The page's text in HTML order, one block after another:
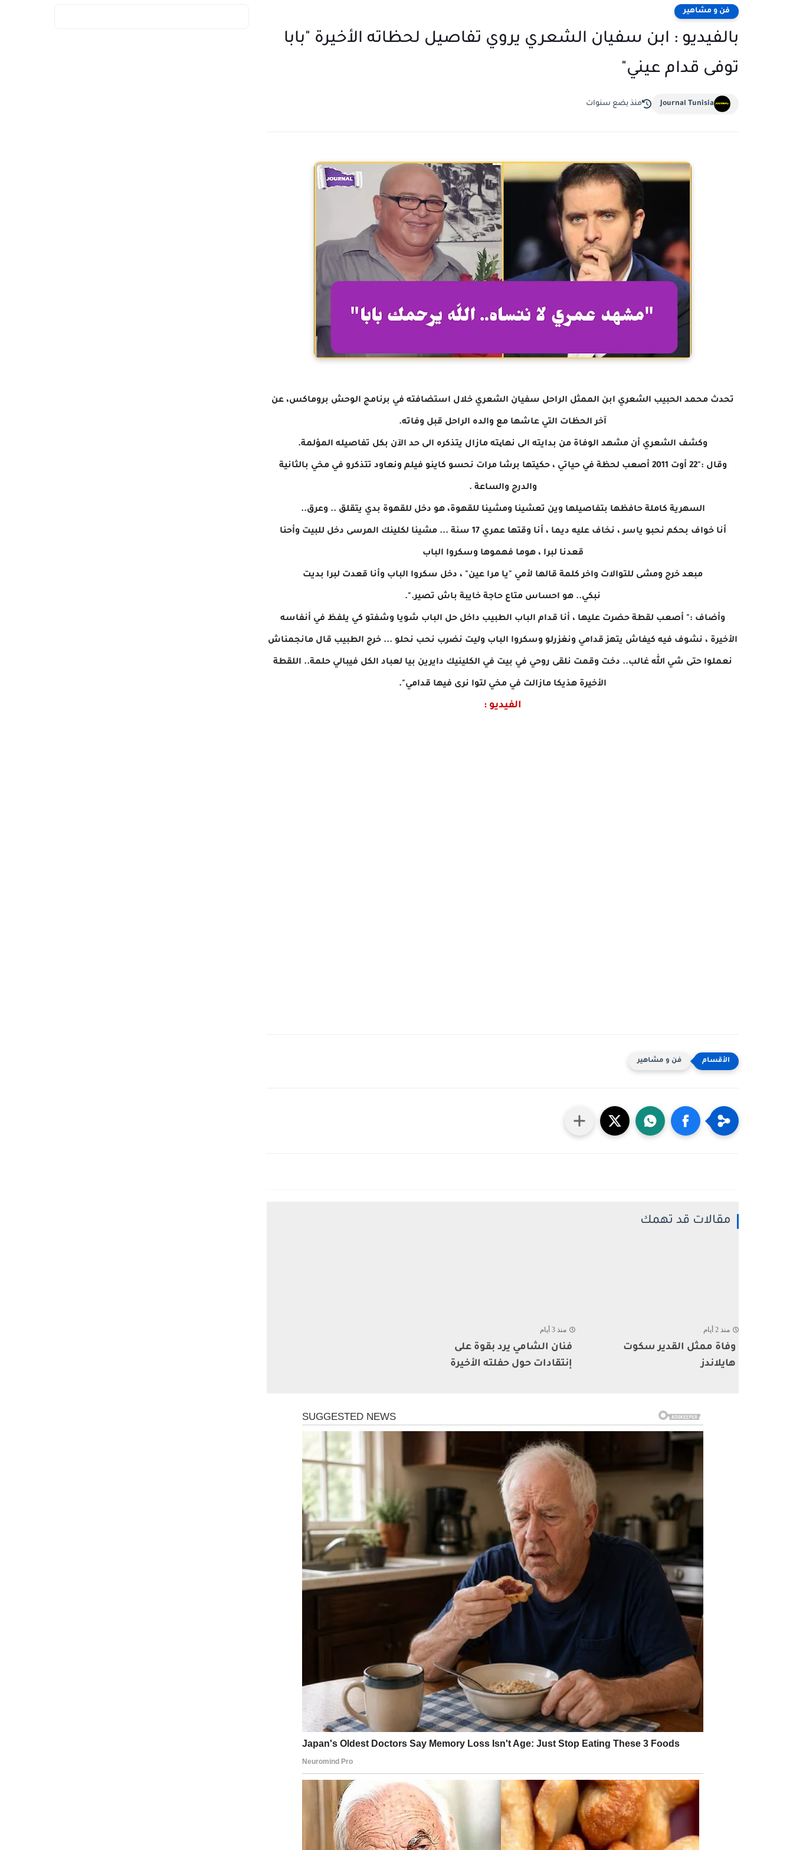
فن و مشاهير
بالفيديو : ابن سفيان الشعري يروي تفاصيل لحظاته الأخيرة "بابا
توفى قدام عيني"
Journal Tunisia منذ بضع سنوات
تحدث محمد الحبيب الشعري ابن الممثل الراحل سفيان الشعري خلال استضافته في برنامج الوحش بروماكس، عن
آخر الحظات التي عاشها مع والده الراحل قبل وفاته.
وكشف الشعري أن مشهد الوفاة من بدايته الى نهایته مازال يتذكره الى حد الآن بكل تفاصيله المؤلمة.
وقال :"22 أوت 2011 أصعب لحظة في حياتي ، حكيتها برشا مرات نحسو كاينو فيلم ونعاود تتذكرو في مخي بالثانية
والدرج والساعة .
السهرية كاملة حافظها بتفاصيلها وين تعشينا ومشينا للقهوة، هو دخل للقهوة بدي يتقلق .. وعرق..
أنا خواف بحكم نحبو ياسر ، نخاف عليه ديما ، أنا وقتها عمري 17 سنة ... مشينا لكلينك المرسى دخل للبيت وأحنا
قعدنا لبرا ، هوما فهموها وسكروا الباب
مبعد خرج ومشى للتوالات واخر كلمة قالها لأمي "يا مرا عين" ، دخل سكروا الباب وأنا قعدت لبرا بديت
نبكي.. هو احساس متاع حاجة خايبة باش تصير.".
وأضاف :" أصعب لقطة حضرت عليها ، أنا قدام الباب الطبيب داخل حل الباب شويا وشفتو كي يلفظ في أنفاسه
الأخيرة ، نشوف فيه كيفاش يتهز قدامي ونغزرلو وسكروا الباب وليت نضرب نحب نحلو ... خرج الطبيب قال مانجمناش
نعملوا حتى شي الله غالب.. دخت وقمت نلقى روحي في بيت في الكلينيك دايرين بيا لعباد الكل فيبالي حلمة.. اللقطة
الأخيرة هذيكا مازالت في مخي لتوا نرى فيها قدامي".
الفيديو :
فن و مشاهير
مقالات قد تهمك
منذ 2 أيام
وفاة ممثل القدير سكوت
هايلاندز
منذ 3 أيام
فنان الشامي يرد بقوة على
إنتقادات حول حفلته الأخيرة